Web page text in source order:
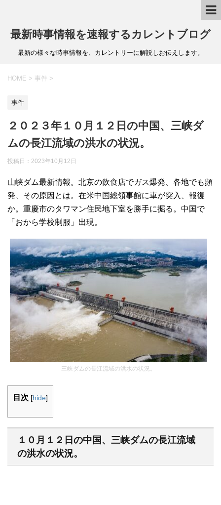
最新時事情報を速報するカレントブログ
最新の様々な時事情報を、カレントリーに解説しお伝えします。
HOME > 事件 >
事件
２０２３年１０月１２日の中国、三峡ダ
ムの長江流域の洪水の状況。
投稿日： 2023年10月12日
山峡ダム最新情報。北京の飲食店でガス爆発、各地でも頻
発、その原因とは。在米中国総領事館に車が突入、報復
か。重慶市のタワマン住民地下室を勝手に掘る。中国で
「おから学校制服」出現。
三峡ダムの長江流域の洪水の状況。
目次 [hide]
１０月１２日の中国、三峡ダムの長江流域
の洪水の状況。